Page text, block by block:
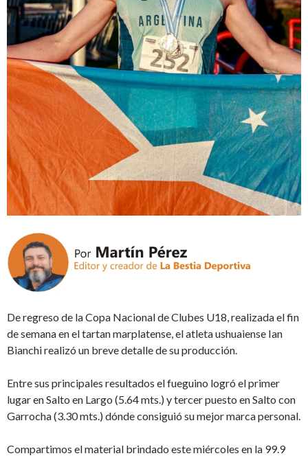
De regreso de la Copa Nacional de Clubes U18, realizada el fin
de semana en el tartan marplatense, el atleta ushuaiense Ian
Bianchi realizó un breve detalle de su producción.
Entre sus principales resultados el fueguino logró el primer
lugar en Salto en Largo (5.64 mts.) y tercer puesto en Salto con
Garrocha (3.30 mts.) dónde consiguió su mejor marca personal.
Compartimos el material brindado este miércoles en la 99.9